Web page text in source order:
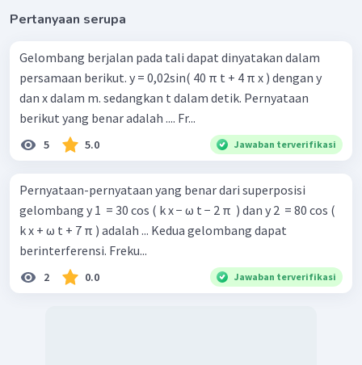
Pertanyaan serupa
Gelombang berjalan pada tali dapat dinyatakan dalam
persamaan berikut. y = 0,02sin( 40 π t + 4 π x ) dengan y
dan x dalam m. sedangkan t dalam detik. Pernyataan
berikut yang benar adalah .... Fr...
5 5.0 Jawaban terverifikasi
Pernyataan-pernyataan yang benar dari superposisi
gelombang y 1 ​ = 30 cos ( k x − ω t − 2 π ​ ) dan y 2 ​ = 80 cos (
k x + ω t + 7 π ) adalah ... Kedua gelombang dapat
berinterferensi. Freku...
2 0.0 Jawaban terverifikasi